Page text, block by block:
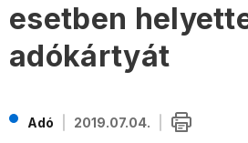
esetben
adókártyát
Adó 2019.07.04.